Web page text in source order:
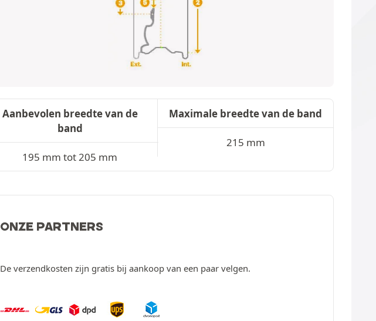
Aanbevolen breedte van de
band
195 mm tot 205 mm
Maximale breedte van de band
215 mm
ONZE PARTNERS
De verzendkosten zijn gratis bij aankoop van een paar velgen.